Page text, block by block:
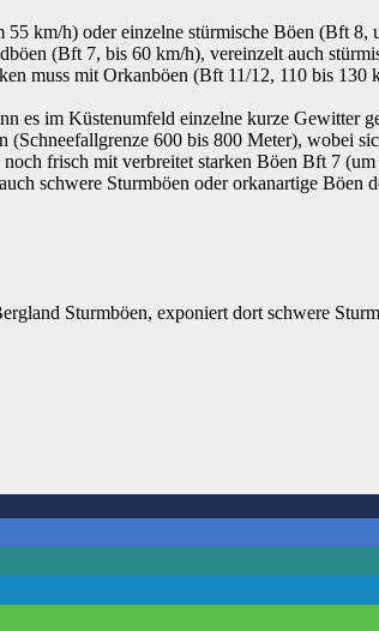
km/h) oder einzelne stürmische Böen (Bft
(Bft 7, bis 60 km/h), vereinzelt auch
muss mit Orkanböen (Bft 11/12, 110 bis 130
es im Küstenumfeld einzelne kurze
600 bis 800 Meter), wobei
frisch mit verbreitet starken Böen Bft 7
schwere Sturmböen oder orkanartige Böen
Sturmböen, exponiert dort schwere